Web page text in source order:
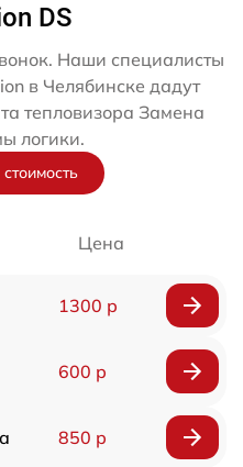
DS
Наши специалисты
в Челябинске дадут
тепловизора Замена
логики.
Цена
1300 р
600 р
850 р